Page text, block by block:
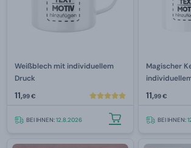
Weißblech mit individuellem
Druck
11,99 €
BEI IHNEN:12.8.2026
Magischer
11,99 €
BEI IHNEN: